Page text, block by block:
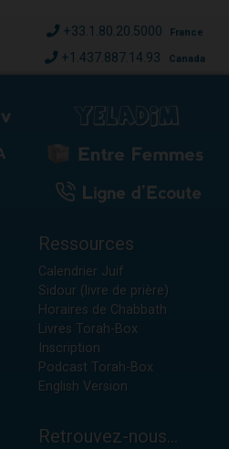
+33.1.80.20.5000 France
+1.437.887.14.93 Canada
Ressources
Calendrier Juif
Sidour (livre de prière)
Horaires de Chabbath
Livres Torah-Box
Inscription
Podcast Torah-Box
English Version
Retrouvez-nous...